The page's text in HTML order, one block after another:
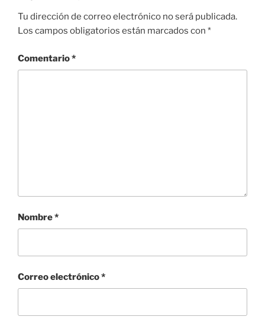
Tu dirección de correo electrónico no será publicada.
Los campos obligatorios están marcados con *
Comentario*
Nombre*
Correo electrónico*